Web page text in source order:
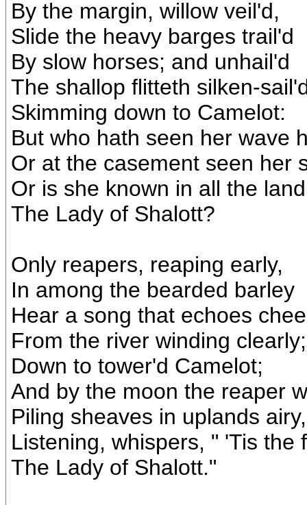
By the margin, willow veil'd,
Slide the heavy barges trail'd
By slow horses; and unhail'd
The shallop flitteth silken-
Skimming down to Camelot:
But who hath seen her wave
Or at the casement seen her
Or is she known in all the
The Lady of Shalott?
Only reapers, reaping early,
In among the bearded barley
Hear a song that echoes
From the river winding clearly;
Down to tower'd Camelot;
And by the moon the reaper
Piling sheaves in uplands airy,
Listening, whispers, " 'Tis the
The Lady of Shalott."